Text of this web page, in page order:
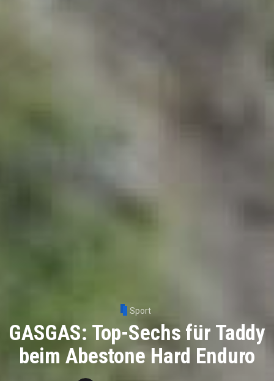
Sport
GASGAS: Top-Sechs für Taddy
beim Abestone Hard Enduro